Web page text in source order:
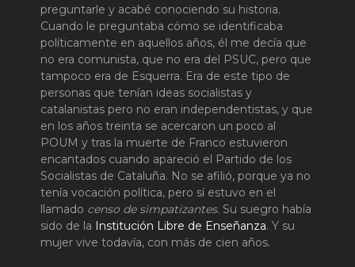
preguntarle y acabé conociendo su historia.
Cuando le preguntaba cómo se identificaba
políticamente en aquellos años, él me decía que
no era comunista, que no era del PSUC, pero que
tampoco era de Esquerra. Era de este tipo de
personas que tenían ideas socialistas y
catalanistas pero no eran independentistas, y que
en los años treinta se acercaron un poco al
POUM y tras la muerte de Franco estuvieron
encantados cuando apareció el Partido de los
Socialistas de Cataluña. No se afilió, porque ya no
tenía vocación política, pero sí estuvo en el
llamado censo de simpatizantes. Su suegro había
sido de la Institución Libre de Enseñanza. Y su
mujer vive todavía, con más de cien años.